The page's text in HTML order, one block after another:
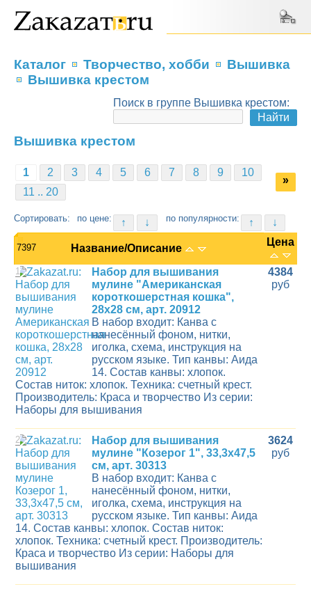
Каталог Творчество, хобби
Вышивка
Вышивка крестом
Поиск в группе Вышивка крестом:
Вышивка крестом
1 2 3 4 5 6 7 8 9
10
11 .. 20
»
Сортировать: по цене: ↑ ↓ по популярности: ↑ ↓
7397 Название/Описание
Цена
1
Набор для вышивания
мулине "Американская
короткошерстная кошка",
28х28 см, арт. 20912
В набор входит: Канва с
нанесённый фоном, нитки,
иголка, схема, инструкция на
русском языке. Тип канвы: Аида
14. Состав канвы: хлопок.
Состав ниток: хлопок. Техника: счетный крест.
Производитель: Краса и творчество Из серии:
Наборы для вышивания
4384
руб
2
Набор для вышивания
мулине "Козерог 1", 33,3х47,5
см, арт. 30313
В набор входит: Канва с
нанесённый фоном, нитки,
иголка, схема, инструкция на
русском языке. Тип канвы: Аида
14. Состав канвы: хлопок. Состав ниток:
хлопок. Техника: счетный крест. Производитель:
Краса и творчество Из серии: Наборы для
вышивания
3624
руб